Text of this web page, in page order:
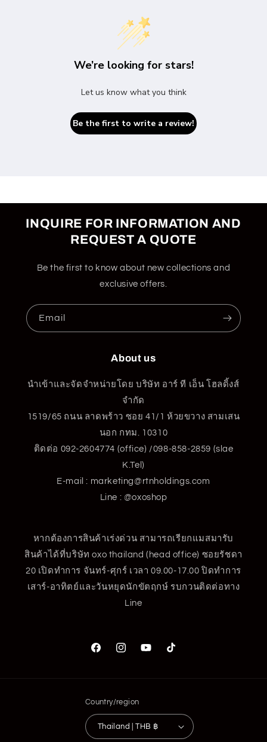
We’re looking for stars!
Let us know what you think
Be the first to write a review!
INQUIRE FOR INFORMATION AND
REQUEST A QUOTE
Be the first to know about new collections and
exclusive offers.
Email
About us
นำเข้าและจัดจำหน่ายโดย บริษัท อาร์ ที เอ็น โฮลดิ้งส์
จำกัด
1519/65 ถนน ลาดพร้าว ซอย 41/1 ห้วยขวาง สามเสน
นอก กทม. 10310
ติดต่อ 092-2604774 (office) /098-858-2859 (slae
K.Tel)
E-mail : marketing@rtnholdings.com
Line : @oxoshop
หากต้องการสินค้าเร่งด่วน สามารถเรียกแมสมารับ
สินค้าได้ที่บริษัท oxo thailand (head office) ซอยรัชดา
20 เปิดทำการ จันทร์-ศุกร์ เวลา 09.00-17.00 ปิดทำการ
เสาร์-อาทิตย์และวันหยุดนักขัตฤกษ์ รบกวนติดต่อทาง
Line
FacebookInstagramYouTubeTikTok
Country/region
Thailand | THB ฿